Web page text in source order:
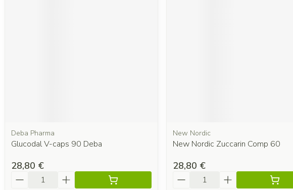
Deba Pharma
Glucodal V-caps 90 Deba
28,80 €
Quantité
New Nordic
New Nordic Zuccarin Comp 60
28,80 €
Quantité